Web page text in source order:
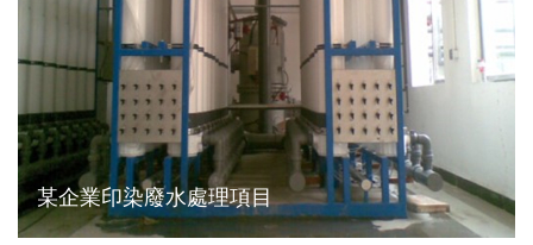
某企業印染廢水處理項目